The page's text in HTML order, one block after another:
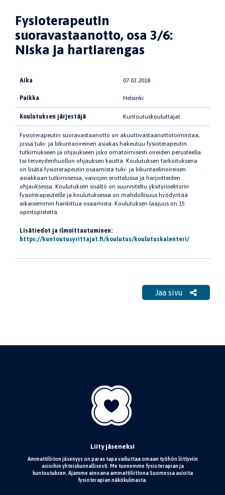
Fysioterapeutin
suoravastaanotto, osa 3/6:
Niska ja hartiarengas
Aika 07.03.2018
Paikka Helsinki
Koulutuksen järjestäjä Kuntoutuskouluttajat
Fysioterapeutin suoravastaanotto on akuuttivastaanottotoimintaa,
jossa tuki- ja liikuntaoireinen asiakas hakeutuu fysioterapeutin
tutkimukseen ja ohjaukseen joko omatoimisesti oireiden perusteella
tai terveydenhuollon ohjauksen kautta. Koulutuksen tarkoituksena
on lisätä fysioterapeutin osaamista tuki- ja liikuntaelinoireisen
asiakkaan tutkimisessa, vaivojen erottelussa ja harjoitteiden
ohjauksessa. Koulutuksen sisältö on suunniteltu yksityissektorin
fysioterapeuteille ja koulutuksessa on mahdollisuus hyödyntää
aikaisemmin hankittua osaamista. Koulutuksen laajuus on 15
opintopistettä.
Lisätiedot ja ilmoittautuminen:
https://kuntoutusyrittajat.fi/koulutus/koulutuskalenteri/
Jaa sivu
Liity jäseneksi
Ammattiliiton jäsenyys on paras tapa vaikuttaa omaan työhön liittyviin
asioihin yhteiskunnallisesti. Me tunnemme fysioterapian ja
kuntoutuksen. Ajamme ainoana ammattiliittona Suomessa asioita
fysioterapian näkökulmasta.